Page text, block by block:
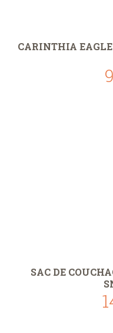
CARINTHIA EAGLE
SAC DE